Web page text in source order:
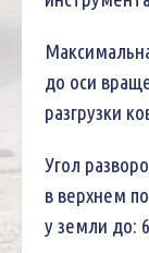
до оси
разгрузки
Угол
в верхнем
у земли до: